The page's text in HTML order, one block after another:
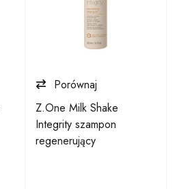
Porównaj
Z.One Milk Shake
Integrity szampon
regenerujący